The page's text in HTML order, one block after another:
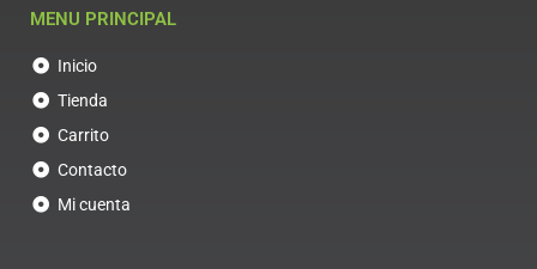
MENU PRINCIPAL
Inicio
Tienda
Carrito
Contacto
Mi cuenta